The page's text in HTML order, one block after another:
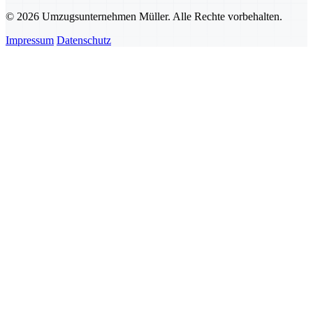
© 2026 Umzugsunternehmen Müller. Alle Rechte vorbehalten.
Impressum Datenschutz